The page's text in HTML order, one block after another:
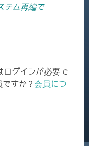
テム再編で
ログインが必要で
ですか ? 会員につ